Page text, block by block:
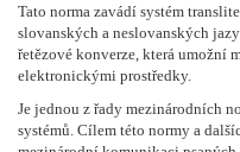
Tato norma zavádí systém
slovanských a neslovanských
řetězové konverze, která umožní
elektronickými prostředky.
Je jednou z řady mezinárodních
systémů. Cílem této normy a